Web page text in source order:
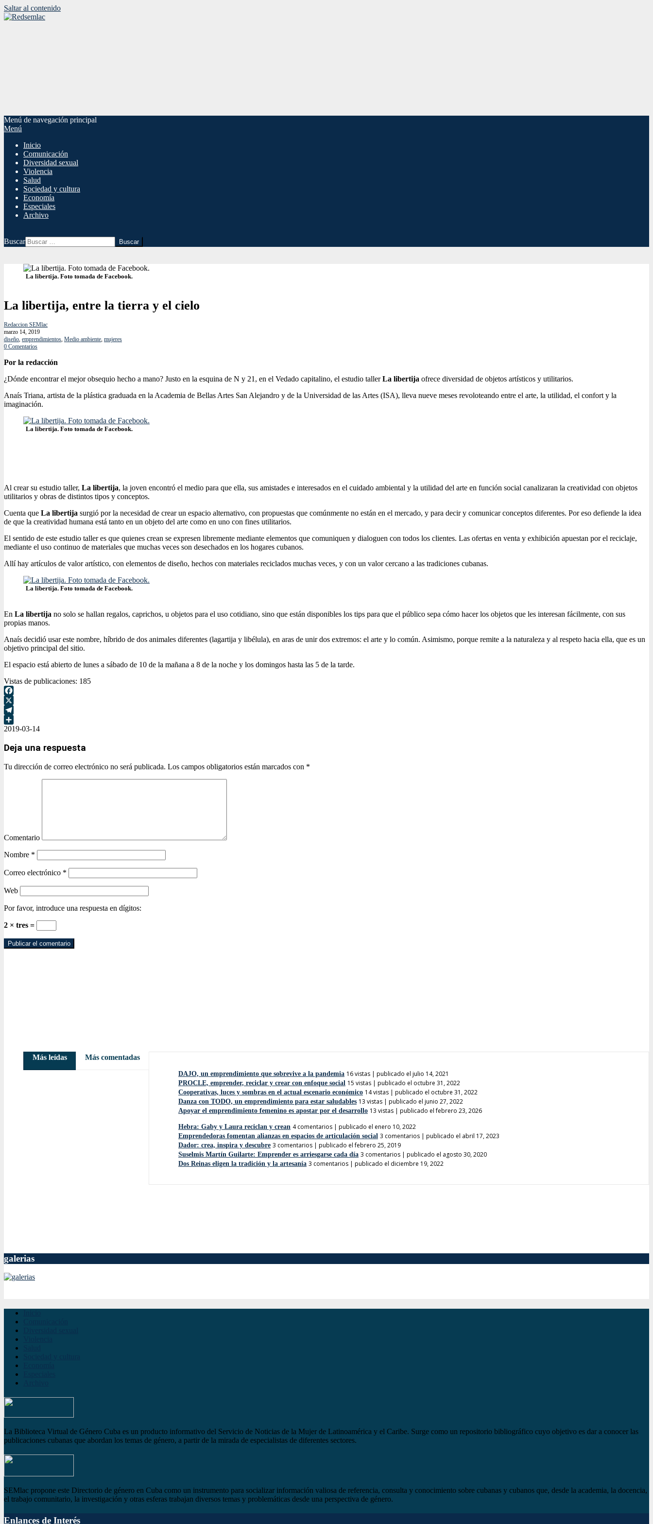
Saltar al contenido
Menú de navegación principal
Menú
Inicio
Comunicación
Diversidad sexual
Violencia
Salud
Sociedad y cultura
Economía
Especiales
Archivo
Buscar
La libertija. Foto tomada de Facebook.
La libertija, entre la tierra y el cielo
Redaccion SEMlac
marzo 14, 2019
diseño, emprendimientos, Medio ambiente, mujeres
0 Comentarios
Por la redacción
¿Dónde encontrar el mejor obsequio hecho a mano? Justo en la esquina de N y 21, en el Vedado capitalino, el estudio tallerLa libertija ofrece diversidad de objetos artísticos y utilitarios.
Anaís Triana, artista de la plástica graduada en la Academia de Bellas Artes San Alejandro y de la Universidad de las Artes (ISA), lleva nueve meses revoloteando entre el arte, la utilidad, el confort y la
imaginación.
La libertija. Foto tomada de Facebook.
Al crear su estudio taller, La libertija, la joven encontró el medio para que ella, sus amistades e interesados en el cuidado ambiental y la utilidad del arte en función social canalizaran la creatividad con objetos
utilitarios y obras de distintos tipos y conceptos.
Cuenta que La libertija surgió por la necesidad de crear un espacio alternativo, con propuestas que comúnmente no están en el mercado, y para decir y comunicar conceptos diferentes. Por eso defiende la idea
de que la creatividad humana está tanto en un objeto del arte como en uno con fines utilitarios.
El sentido de este estudio taller es que quienes crean se expresen libremente mediante elementos que comuniquen y dialoguen con todos los clientes. Las ofertas en venta y exhibición apuestan por el reciclaje,
mediante el uso continuo de materiales que muchas veces son desechados en los hogares cubanos.
Allí hay artículos de valor artístico, con elementos de diseño, hechos con materiales reciclados muchas veces, y con un valor cercano a las tradiciones cubanas.
La libertija. Foto tomada de Facebook.
En La libertija no solo se hallan regalos, caprichos, u objetos para el uso cotidiano, sino que están disponibles los tips para que el público sepa cómo hacer los objetos que les interesan fácilmente, con sus
propias manos.
Anaís decidió usar este nombre, híbrido de dos animales diferentes (lagartija y libélula), en aras de unir dos extremos: el arte y lo común. Asimismo, porque remite a la naturaleza y al respeto hacia ella, que es un
objetivo principal del sitio.
El espacio está abierto de lunes a sábado de 10 de la mañana a 8 de la noche y los domingos hasta las 5 de la tarde.
Vistas de publicaciones: 185
Facebook
X
Telegram
Compartir
2019-03-14
Deja una respuesta
Tu dirección de correo electrónico no será publicada. Los campos obligatorios están marcados con *
Comentario
Nombre *
Correo electrónico *
Web
Por favor, introduce una respuesta en dígitos:
2 × tres =
Más leídas Más comentadas
DAJO, un emprendimiento que sobrevive a la pandemia 16 vistas | publicado el julio 14, 2021
PROCLE, emprender, reciclar y crear con enfoque social 15 vistas | publicado el octubre 31, 2022
Cooperativas, luces y sombras en el actual escenario económico 14 vistas | publicado el octubre 31, 2022
Danza con TODO, un emprendimiento para estar saludables 13 vistas | publicado el junio 27, 2022
Apoyar el emprendimiento femenino es apostar por el desarrollo 13 vistas | publicado el febrero 23, 2026
Hebra: Gaby y Laura reciclan y crean 4 comentarios | publicado el enero 10, 2022
Emprendedoras fomentan alianzas en espacios de articulación social 3 comentarios | publicado el abril 17, 2023
Dador: crea, inspira y descubre 3 comentarios | publicado el febrero 25, 2019
Suselmis Martín Guilarte: Emprender es arriesgarse cada día 3 comentarios | publicado el agosto 30, 2020
Dos Reinas eligen la tradición y la artesanía 3 comentarios | publicado el diciembre 19, 2022
galerias
La Biblioteca Virtual de Género Cuba es un producto informativo del Servicio de Noticias de la Mujer de Latinoamérica y el Caribe. Surge como un repositorio bibliográfico cuyo objetivo es dar a conocer las
publicaciones cubanas que abordan los temas de género, a partir de la mirada de especialistas de diferentes sectores.
SEMlac propone este Directorio de género en Cuba como un instrumento para socializar información valiosa de referencia, consulta y conocimiento sobre cubanas y cubanos que, desde la academia, la docencia,
el trabajo comunitario, la investigación y otras esferas trabajan diversos temas y problemáticas desde una perspectiva de género.
Enlances de Interés